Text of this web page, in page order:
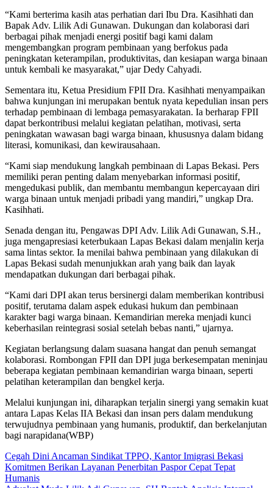
“Kami berterima kasih atas perhatian dari Ibu Dra. Kasihhati dan
Bapak Adv. Lilik Adi Gunawan. Dukungan dan kolaborasi dari
berbagai pihak menjadi energi positif bagi kami dalam
mengembangkan program pembinaan yang berfokus pada
peningkatan keterampilan, produktivitas, dan kesiapan warga binaan
untuk kembali ke masyarakat,” ujar Dedy Cahyadi.
Sementara itu, Ketua Presidium FPII Dra. Kasihhati menyampaikan
bahwa kunjungan ini merupakan bentuk nyata kepedulian insan pers
terhadap pembinaan di lembaga pemasyarakatan. Ia berharap FPII
dapat berkontribusi melalui kegiatan pelatihan, motivasi, serta
peningkatan wawasan bagi warga binaan, khususnya dalam bidang
literasi, komunikasi, dan kewirausahaan.
“Kami siap mendukung langkah pembinaan di Lapas Bekasi. Pers
memiliki peran penting dalam menyebarkan informasi positif,
mengedukasi publik, dan membantu membangun kepercayaan diri
warga binaan untuk menjadi pribadi yang mandiri,” ungkap Dra.
Kasihhati.
Senada dengan itu, Pengawas DPI Adv. Lilik Adi Gunawan, S.H.,
juga mengapresiasi keterbukaan Lapas Bekasi dalam menjalin kerja
sama lintas sektor. Ia menilai bahwa pembinaan yang dilakukan di
Lapas Bekasi sudah menunjukkan arah yang baik dan layak
mendapatkan dukungan dari berbagai pihak.
“Kami dari DPI akan terus bersinergi dalam memberikan kontribusi
positif, terutama dalam aspek edukasi hukum dan pembinaan
karakter bagi warga binaan. Kemandirian mereka menjadi kunci
keberhasilan reintegrasi sosial setelah bebas nanti,” ujarnya.
Kegiatan berlangsung dalam suasana hangat dan penuh semangat
kolaborasi. Rombongan FPII dan DPI juga berkesempatan meninjau
beberapa kegiatan pembinaan kemandirian warga binaan, seperti
pelatihan keterampilan dan bengkel kerja.
Melalui kunjungan ini, diharapkan terjalin sinergi yang semakin kuat
antara Lapas Kelas IIA Bekasi dan insan pers dalam mendukung
terwujudnya pembinaan yang humanis, produktif, dan berkelanjutan
bagi narapidana(WBP)
Navigasi
pos
Cegah Dini Ancaman Sindikat TPPO, Kantor Imigrasi Bekasi
Komitmen Berikan Layanan Penerbitan Paspor Cepat Tepat
Humanis